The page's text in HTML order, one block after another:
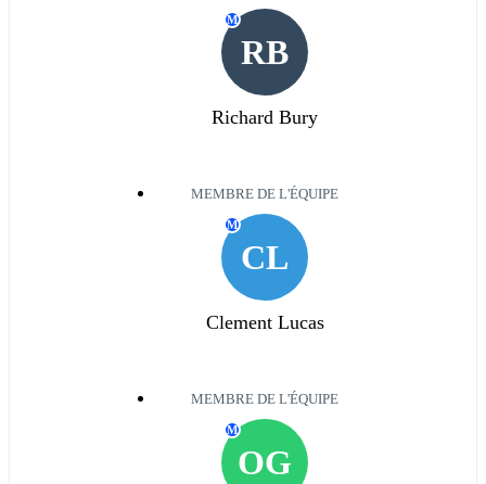
RB
M
Richard Bury
MEMBRE DE L'ÉQUIPE
CL
M
Clement Lucas
MEMBRE DE L'ÉQUIPE
OG
M